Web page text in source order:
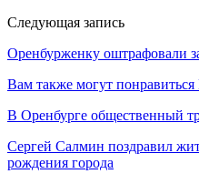
Следующая запись
Оренбурженку оштрафовали
Вам также могут понравиться
В Оренбурге общественный
Сергей Салмин поздравил
рождения города